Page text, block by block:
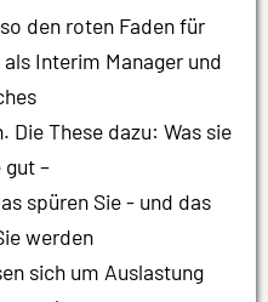
den roten Faden für
Interim Manager und
Die These dazu: Was sie
gut –
spüren Sie - und das
werden
sich um Auslastung